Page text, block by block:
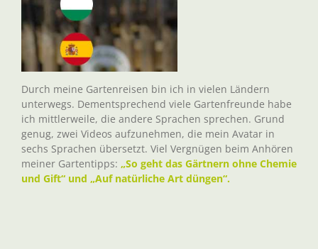
Durch meine Gartenreisen bin ich in vielen Ländern
unterwegs. Dementsprechend viele Gartenfreunde habe
ich mittlerweile, die andere Sprachen sprechen. Grund
genug, zwei Videos aufzunehmen, die mein Avatar in
sechs Sprachen übersetzt. Viel Vergnügen beim Anhören
meiner Gartentipps: „So geht das Gärtnern ohne Chemie
und Gift“ und „Auf natürliche Art düngen“.